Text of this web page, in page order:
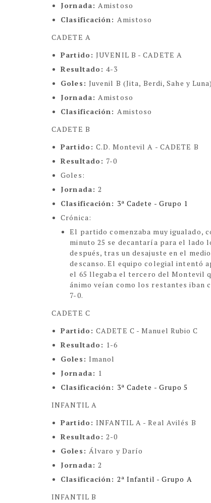
Jornada:Amistoso
Clasificación: Amistoso
CADETE A
Partido:JUVENIL B - CADETE A
Resultado:4-3
Goles: Juvenil B (Jita, Berdi, Sahe y
Jornada:Amistoso
Clasificación: Amistoso
CADETE B
Partido:C.D. Montevil A - CADETE B
Resultado: 7-0
Goles:
Jornada:2
Clasificación: 3ª Cadete - Grupo 1
Crónica:
El partido comenzaba muy igualado,
minuto 25 se decantaría para el lado
después, tras un desajuste en el
descanso. El equipo colegial intentó
el 65 llegaba el tercero del Montevil
ánimo veían como los restantes iban
7-0.
CADETE C
Partido:CADETE C - Manuel Rubio C
Resultado: 1-6
Goles: Imanol
Jornada: 1
Clasificación: 3ª Cadete - Grupo 5
INFANTIL A
Partido:INFANTIL A - Real Avilés B
Resultado:2-0
Goles: Álvaro y Darío
Jornada:2
Clasificación: 2ª Infantil - Grupo A
INFANTIL B